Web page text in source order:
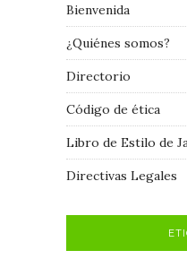
Bienvenida
¿Quiénes somos?
Directorio
Código de ética
Libro de Estilo de
Directivas Legales